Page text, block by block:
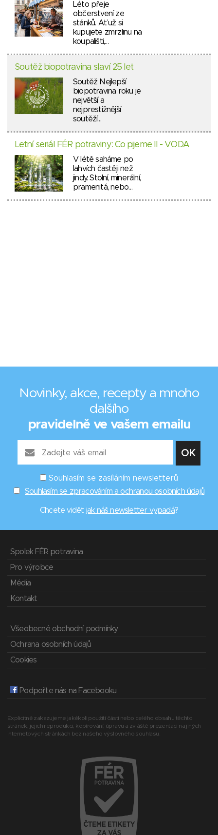
Léto přeje
občerstvení ze
stánků. Ať už si
kupujete zmrzlinu na
koupališti,…
Soutěž biopotravina slaví 25 let
Soutěž Nejlepší
biopotravina roku je
největší a
nejprestižnější
soutěží…
Letní seriál FÉR potraviny: Co pijeme II - VODA
V létě saháme po
lahvích častěji než
jindy. Stolní, minerální,
pramenitá, nebo…
Novinky, akce, recepty a mnoho
dalšího
pravidelně ve vašem emailu
Souhlasím se zasíláním newsletterů
Souhlasím se zpracováním a ochranou osobních údajů
Chcete vidět jak náš newsletter vypadá?
Spolek FÉR potravina
Pro výrobce
Média
Kontakt
Všeobecné obchodní podmínky
Ochrana osobních údajů
Cookies
Podpořte nás na Facebooku
Explicitně zakazujeme jakékoli použití části nebo celého obsahu těchto
stránek, jejich reprodukci, kopírování, úpravu a zvláště prezentaci na jiných
internetových stránkách bez našeho výslovného souhlasu.